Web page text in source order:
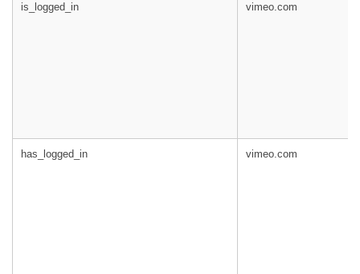
is_logged_in vimeo.com
has_logged_in vimeo.com